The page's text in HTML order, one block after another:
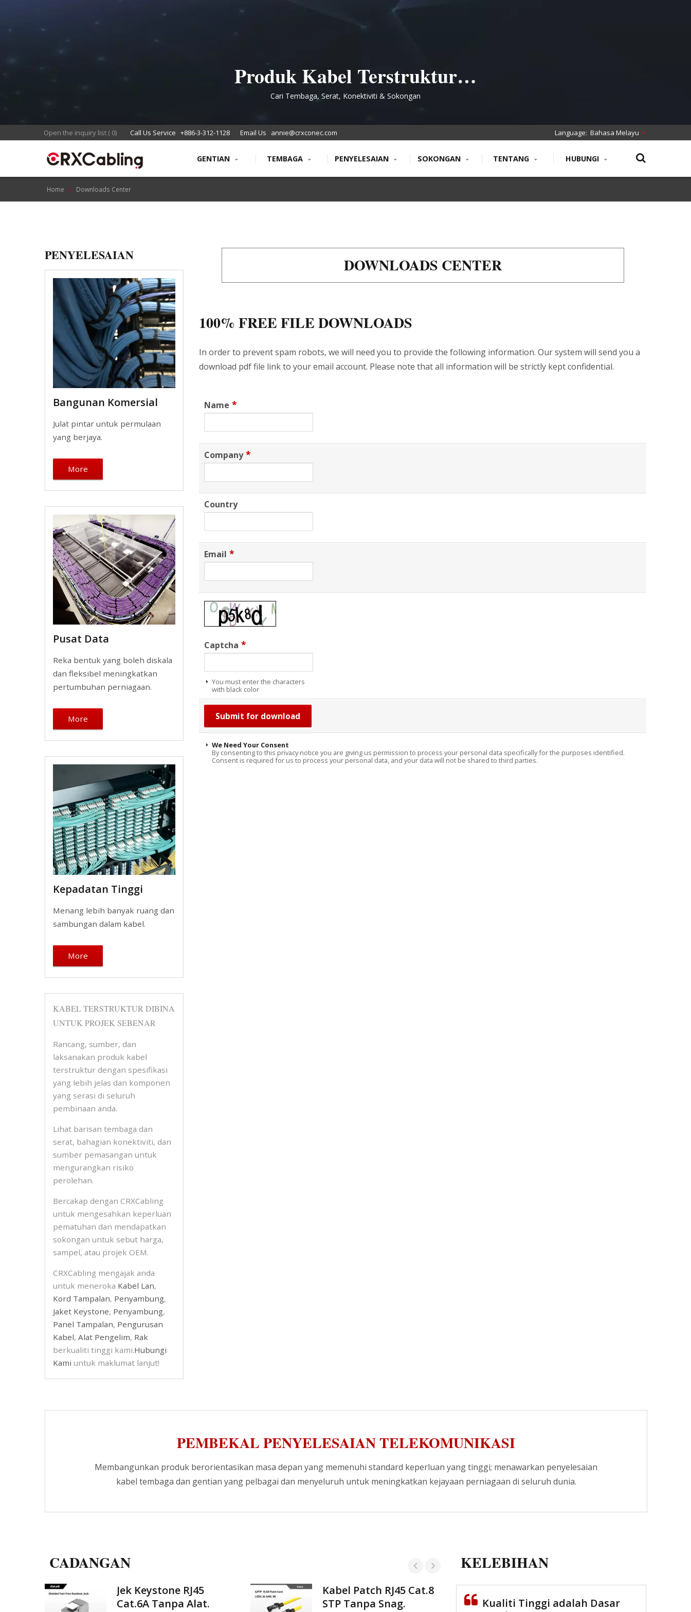
Produk Kabel Terstruktur
CRXCabling untuk Pembeli B2B
Global
Cari Tembaga, Serat, Konektiviti & Sokongan
Open the inquiry list ( 0) Call Us Service +886-3-312-1128 Email Us annie@crxconec.com Bahasa Melayu
GENTIAN TEMBAGA PENYELESAIAN SOKONGAN TENTANG HUBUNGI
Home Downloads Center
PENYELESAIAN
Bangunan Komersial
Julat pintar untuk permulaan
yang berjaya.
More
Pusat Data
Reka bentuk yang boleh diskala
dan fleksibel meningkatkan
pertumbuhan perniagaan.
More
Kepadatan Tinggi
Menang lebih banyak ruang dan
sambungan dalam kabel.
More
KABEL TERSTRUKTUR DIBINA
UNTUK PROJEK SEBENAR
Rancang, sumber, dan
laksanakan produk kabel
terstruktur dengan spesifikasi
yang lebih jelas dan komponen
yang serasi di seluruh
pembinaan anda.
Lihat barisan tembaga dan
serat, bahagian konektiviti, dan
sumber pemasangan untuk
mengurangkan risiko
perolehan.
Bercakap dengan CRXCabling
untuk mengesahkan keperluan
pematuhan dan mendapatkan
sokongan untuk sebut harga,
sampel, atau projek OEM.
CRXCabling mengajak anda
untuk meneroka Kabel Lan,
Kord Tampalan, Penyambung,
Jaket Keystone, Penyambung,
Panel Tampalan, Pengurusan
Kabel, Alat Pengelim, Rak
berkualiti tinggi kami.Hubungi
Kami untuk maklumat lanjut!
DOWNLOADS CENTER
100% FREE FILE DOWNLOADS
In order to prevent spam robots, we will need you to provide the following information. Our system will send you a
download pdf file link to your email account. Please note that all information will be strictly kept confidential.
Name *
Company *
Country
Email *
Captcha *
You must enter the characters
with black color
We Need Your Consent
By consenting to this privacy notice you are giving us permission to process your personal data specifically for the purposes identified.
Consent is required for us to process your personal data, and your data will not be shared to third parties.
PEMBEKAL PENYELESAIAN TELEKOMUNIKASI
Membangunkan produk berorientasikan masa depan yang memenuhi standard keperluan yang tinggi; menawarkan penyelesaian
kabel tembaga dan gentian yang pelbagai dan menyeluruh untuk meningkatkan kejayaan perniagaan di seluruh dunia.
CADANGAN
Jek Keystone RJ45
Cat.6A Tanpa Alat.
Kabel Patch RJ45 Cat.8
STP Tanpa Snag.
Panel Patch Serat LGX
Pelbagai Fungsi
KELEBIHAN
Kualiti Tinggi adalah Dasar
Kualiti Tinggi adalah Dasar